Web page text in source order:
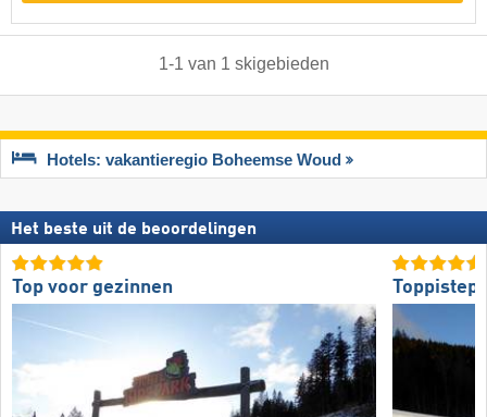
1-1 van 1 skigebieden
Hotels: vakantieregio Boheemse Woud
Het beste uit de beoordelingen
Top voor gezinnen